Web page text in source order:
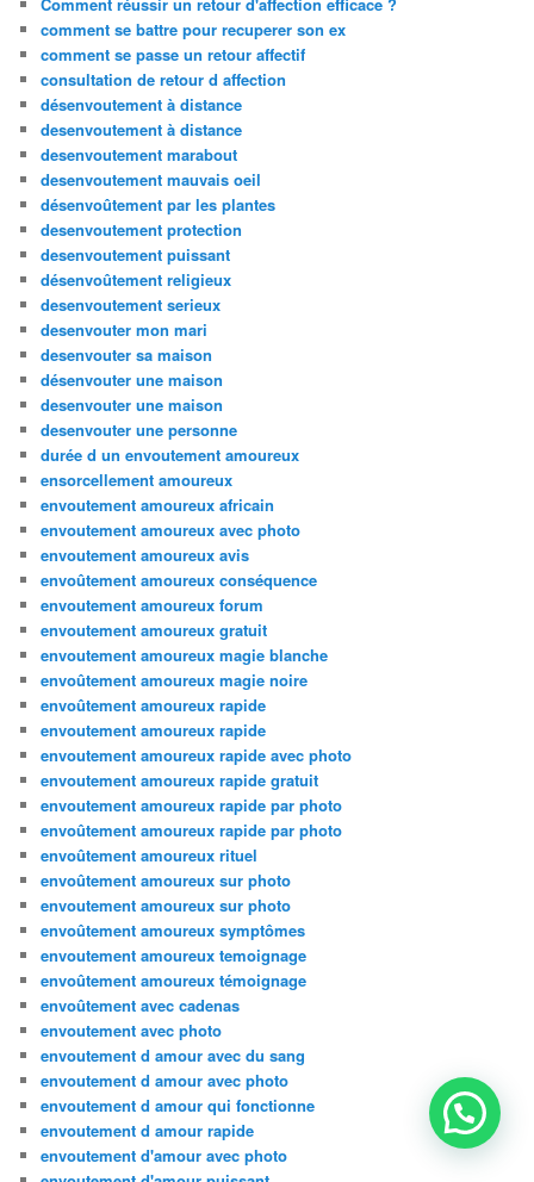
comment se battre pour recuperer son ex
comment se passe un retour affectif
consultation de retour d affection
désenvoutement à distance
desenvoutement à distance
desenvoutement marabout
desenvoutement mauvais oeil
désenvoûtement par les plantes
desenvoutement protection
desenvoutement puissant
désenvoûtement religieux
desenvoutement serieux
desenvouter mon mari
desenvouter sa maison
désenvouter une maison
desenvouter une maison
desenvouter une personne
durée d un envoutement amoureux
ensorcellement amoureux
envoutement amoureux africain
envoutement amoureux avec photo
envoutement amoureux avis
envoûtement amoureux conséquence
envoutement amoureux forum
envoutement amoureux gratuit
envoutement amoureux magie blanche
envoûtement amoureux magie noire
envoûtement amoureux rapide
envoutement amoureux rapide
envoutement amoureux rapide avec photo
envoutement amoureux rapide gratuit
envoutement amoureux rapide par photo
envoûtement amoureux rapide par photo
envoûtement amoureux rituel
envoûtement amoureux sur photo
envoutement amoureux sur photo
envoûtement amoureux symptômes
envoutement amoureux temoignage
envoûtement amoureux témoignage
envoûtement avec cadenas
envoutement avec photo
envoutement d amour avec du sang
envoutement d amour avec photo
envoutement d amour qui fonctionne
envoutement d amour rapide
envoutement d'amour avec photo